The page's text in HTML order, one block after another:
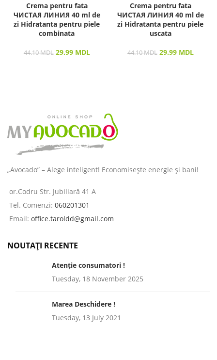
Crema pentru fata
ЧИСТАЯ ЛИНИЯ 40 ml de
zi Hidratanta pentru piele
combinata
44.10MDL 29.99 MDL
Crema pentru fata
ЧИСТАЯ ЛИНИЯ 40 ml de
zi Hidratanta pentru piele
uscata
44.10MDL 29.99 MDL
„Avocado” – Alege inteligent! Economisește energie și bani!
or.Codru Str. Jubiliară 41 A
Tel. Comenzi: 060201301
Email: office.taroldd@gmail.com
NOUTAȚI RECENTE
Atenție consumatori !
Tuesday, 18 November 2025
Marea Deschidere !
Tuesday, 13 July 2021